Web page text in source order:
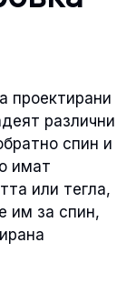
проектирани
различни
спин и
имат
или тегла,
им за спин,